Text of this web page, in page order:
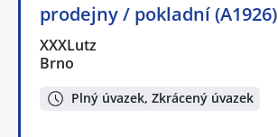
prodejny / pokladní (A1926)
XXXLutz
Brno
Plný úvazek, Zkrácený úvazek